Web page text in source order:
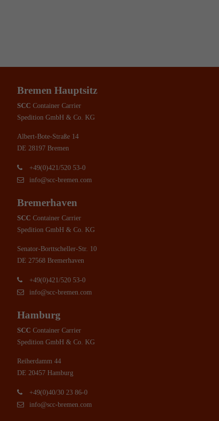
Bremen Hauptsitz
SCC Container Carrier
Spedition GmbH & Co. KG
Albert-Bote-Straße 14
DE 28197 Bremen
+49(0)421/520 53-0
info@scc-bremen.com
Bremerhaven
SCC Container Carrier
Spedition GmbH & Co. KG
Senator-Borttscheller-Str. 10
DE 27568 Bremerhaven
+49(0)421/520 53-0
info@scc-bremen.com
Hamburg
SCC Container Carrier
Spedition GmbH & Co. KG
Reiherdamm 44
DE 20457 Hamburg
+49(0)40/30 23 86-0
info@scc-bremen.com